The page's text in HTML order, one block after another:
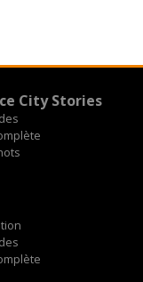
City Stories